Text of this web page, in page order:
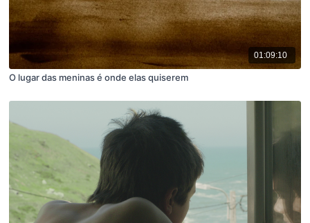
01:09:10
O lugar das meninas é onde elas quiserem